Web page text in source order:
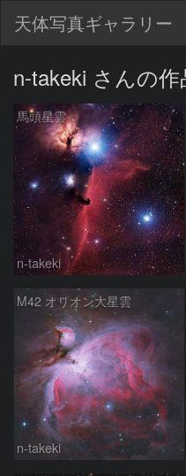
天体写真ギャラリー
n-takeki さんの作
馬頭星雲
n-takeki
M42 オリオン大星雲
n-takeki